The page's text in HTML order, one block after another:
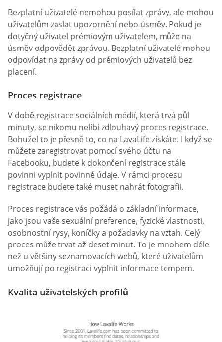
Bezplatní uživatelé nemohou posílat zprávy, ale mohou
uživatelům zaslat upozornění nebo úsměv. Pokud je
dotyčný uživatel prémiovým uživatelem, může na
úsměv odpovědět zprávou. Bezplatní uživatelé mohou
odpovídat na zprávy od prémiových uživatelů bez
placení.
Proces registrace
V době registrace sociálních médií, která trvá půl
minuty, se nikomu nelíbí zdlouhavý proces registrace.
Bohužel to je přesně to, co na LavaLife získáte. I když se
můžete zaregistrovat pomocí svého účtu na
Facebooku, budete k dokončení registrace stále
povinni vyplnit povinné údaje. V rámci procesu
registrace budete také muset nahrát fotografii.
Proces registrace vás požádá o základní informace,
jako jsou vaše sexuální preference, fyzické vlastnosti,
osobnostní rysy, koníčky a požadavky na vztah. Celý
proces může trvat až deset minut. To je mnohem déle
než u většiny seznamovacích webů, které uživatelům
umožňují po registraci vyplnit informace tempem.
Kvalita uživatelských profilů